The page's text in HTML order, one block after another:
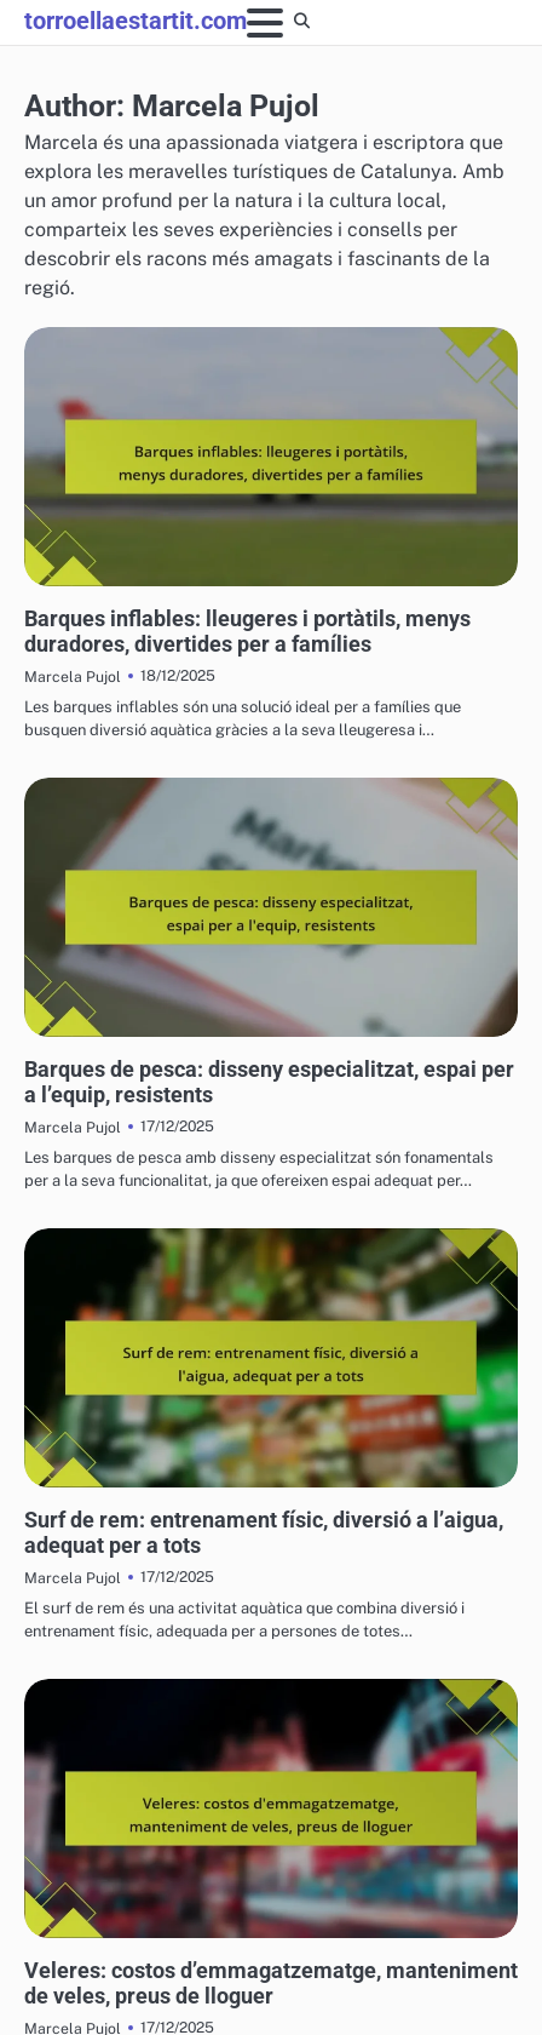
Skip
to
torroellaestartit.com
Author: Marcela Pujol
Marcela és una apassionada viatgera i escriptora que
explora les meravelles turístiques de Catalunya. Amb
un amor profund per la natura i la cultura local,
comparteix les seves experiències i consells per
descobrir els racons més amagats i fascinants de la
regió.
Barques inflables: lleugeres i portàtils, menys
duradores, divertides per a famílies
Marcela Pujol
18/12/2025
Les barques inflables són una solució ideal per a famílies que
busquen diversió aquàtica gràcies a la seva lleugeresa i…
Barques de pesca: disseny especialitzat, espai per
a l’equip, resistents
Marcela Pujol
17/12/2025
Les barques de pesca amb disseny especialitzat són fonamentals
per a la seva funcionalitat, ja que ofereixen espai adequat per…
Surf de rem: entrenament físic, diversió a l’aigua,
adequat per a tots
Marcela Pujol
17/12/2025
El surf de rem és una activitat aquàtica que combina diversió i
entrenament físic, adequada per a persones de totes…
Veleres: costos d’emmagatzematge, manteniment
de veles, preus de lloguer
Marcela Pujol
17/12/2025